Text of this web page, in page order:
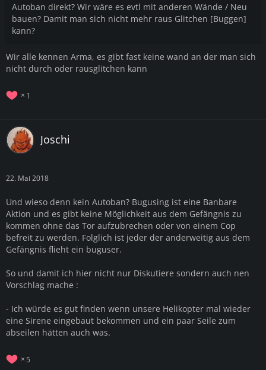
Autoban direkt? Wir wäre es evtl mit anderen Wände / Neu
bauen? Damit man sich nicht mehr raus Glitchen [Buggen]
kann?
Wir alle kennen Arma, es gibt fast keine wand an der man sich
nicht durch oder rausglitchen kann
1
Joschi
22. Mai 2018
Und wieso denn kein Autoban? Bugusing ist eine Banbare
Aktion und es gibt keine Möglichkeit aus dem Gefängnis zu
kommen ohne das Tor aufzubrechen oder von einem Cop
befreit zu werden. Folglich ist jeder der anderweitig aus dem
Gefängnis flieht ein buguser.
So und damit ich hier nicht nur Diskutiere sondern auch nen
Vorschlag mache :
- Ich würde es gut finden wenn unsere Helikopter mal wieder
eine Sirene eingebaut bekommen und ein paar Seile zum
abseilen hätten auch was.
5